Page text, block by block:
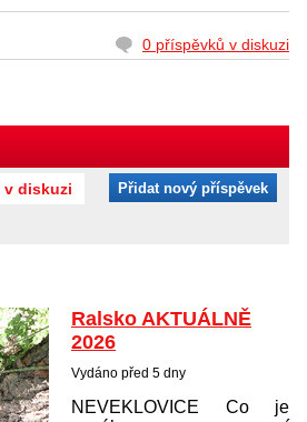
0 příspěvků v diskuzi
v diskuzi Přidat nový příspěvek
Ralsko AKTUÁLNĚ
2026
Vydáno před 5 dny
NEVEKLOVICE Co je